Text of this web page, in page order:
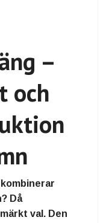
–
och
? Då
val. Den